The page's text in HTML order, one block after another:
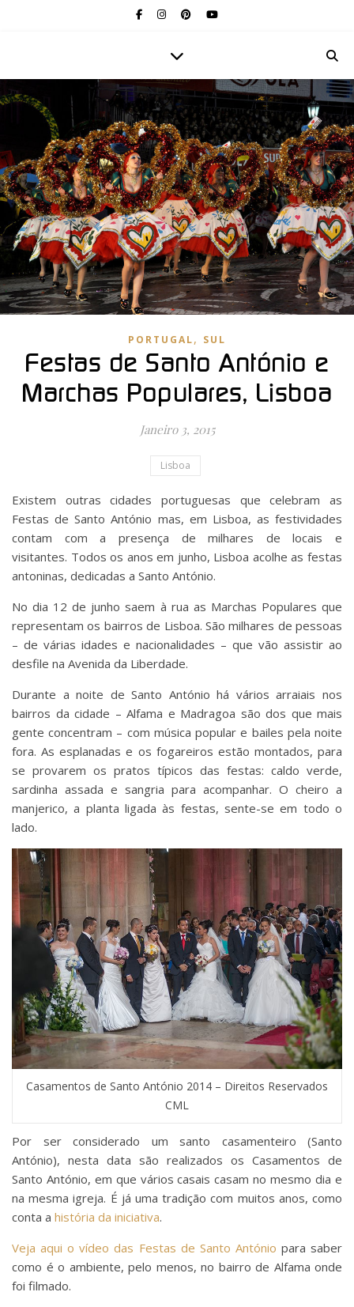
PORTUGAL, SUL
Festas de Santo António e
Marchas Populares, Lisboa
Janeiro 3, 2015
Lisboa
Existem outras cidades portuguesas que celebram as
Festas de Santo António mas, em Lisboa, as festividades
contam com a presença de milhares de locais e
visitantes. Todos os anos em junho, Lisboa acolhe as festas
antoninas, dedicadas a Santo António.
No dia 12 de junho saem à rua as Marchas Populares que
representam os bairros de Lisboa. São milhares de pessoas
– de várias idades e nacionalidades – que vão assistir ao
desfile na Avenida da Liberdade.
Durante a noite de Santo António há vários arraiais nos
bairros da cidade – Alfama e Madragoa são dos que mais
gente concentram – com música popular e bailes pela noite
fora. As esplanadas e os fogareiros estão montados, para
se provarem os pratos típicos das festas: caldo verde,
sardinha assada e sangria para acompanhar. O cheiro a
manjerico, a planta ligada às festas, sente-se em todo o
lado.
Casamentos de Santo António 2014 – Direitos Reservados
CML
Por ser considerado um santo casamenteiro (Santo
António), nesta data são realizados os Casamentos de
Santo António, em que vários casais casam no mesmo dia e
na mesma igreja. É já uma tradição com muitos anos, como
conta a história da iniciativa.
Veja aqui o vídeo das Festas de Santo António para saber
como é o ambiente, pelo menos, no bairro de Alfama onde
foi filmado.